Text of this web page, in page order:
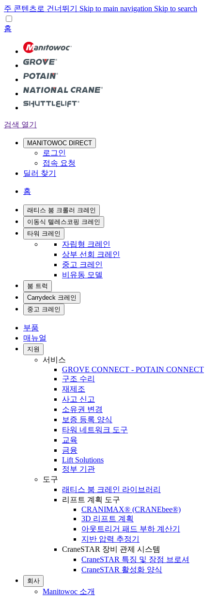
주 콘텐츠로 건너뛰기 Skip to main navigation Skip to search
홈
검색 열기
MANITOWOC DIRECT
로그인
접속 요청
딜러 찾기
홈
래티스 붐 크롤러 크레인
이동식 텔레스코핑 크레인
타워 크레인
자립형 크레인
상부 선회 크레인
중고 크레인
비유동 모델
붐 트럭
Carrydeck 크레인
중고 크레인
부품
매뉴얼
지원
서비스
GROVE CONNECT - POTAIN CONNECT
구조 수리
재제조
사고 신고
소유권 변경
보증 등록 양식
타워 네트워크 도구
교육
금융
Lift Solutions
정부 기관
도구
래티스 붐 크레인 라이브러리
리프트 계획 도구
CRANIMAX® (CRANEbee®)
3D 리프트 계획
아웃트리거 패드 부하 계산기
지반 압력 추정기
CraneSTAR 장비 관제 시스템
CraneSTAR 특징 및 장점 브로셔
CraneSTAR 활성화 양식
회사
Manitowoc 소개